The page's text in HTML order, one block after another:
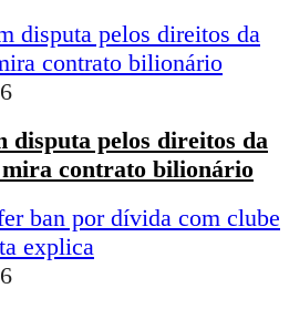
disputa pelos direitos da
contrato bilionário